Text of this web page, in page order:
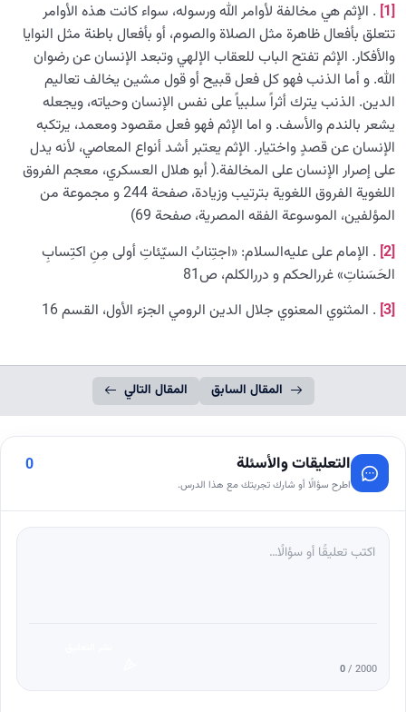
[1]
. الإثم هي مخالفة لأوامر الله ورسوله، سواء كانت هذه الأوامر
تتعلق بأفعال ظاهرة مثل الصلاة والصوم، أو بأفعال باطنة مثل النوايا
والأفكار. الإثم تفتح الباب للعقاب الإلهي وتبعد الإنسان عن رضوان
الله. و أما الذنب فهو كل فعل قبيح أو قول مشين يخالف تعاليم
الدين. الذنب يترك أثراً سلبياً على نفس الإنسان وحياته، ويجعله
يشعر بالندم والأسف. و اما الإثم فهو فعل مقصود ومعمد، يرتكبه
الإنسان عن قصدٍ واختيار. الإثم يعتبر أشد أنواع المعاصي، لأنه يدل
على إصرار الإنسان على المخالفة.( أبو هلال العسكري، معجم الفروق
اللغوية الفروق اللغوية بترتيب وزيادة، صفحة 244 و مجموعة من
المؤلفين، الموسوعة الفقه المصرية، صفحة 69)
[2]
. الإمام علی علیه‌السلام: «اجتِنابُ السيّئاتِ أولى مِنِ اكتِسابِ
الحَسَناتِ» غررالحکم و دررالکلم، ص81
[3]
. المثنوي المعنوي جلال الدين الرومي الجزء الأول، القسم 16
المقال السابق المقال التالي
التعليقات والأسئلة
اطرح سؤالًا أو شارك تجربتك مع هذا الدرس.
0
0/ 2000